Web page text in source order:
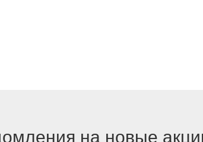
на новые